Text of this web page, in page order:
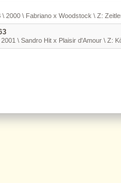
\ 2000 \ Fabriano x Woodstock \ Z:
\ Sandro Hit x Plaisir d'Amour \ Z: